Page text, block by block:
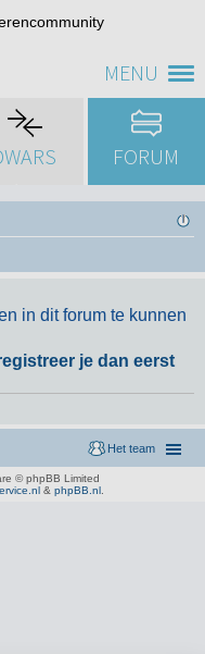
MENU
FORUM
in dit forum te kunnen
je dan eerst
Het team
© phpBB Limited
& phpBB.nl